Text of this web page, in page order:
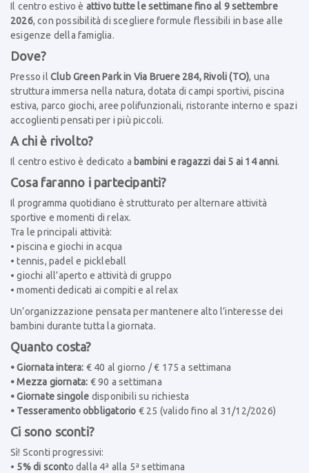
Il centro estivo è attivo tutte le settimane fino al 9 settembre
2026, con possibilità di scegliere formule flessibili in base alle
esigenze della famiglia.
Dove?
Presso il Club Green Park in Via Bruere 284, Rivoli (TO), una
struttura immersa nella natura, dotata di campi sportivi, piscina
estiva, parco giochi, aree polifunzionali, ristorante interno e spazi
accoglienti pensati per i più piccoli.
A chi è rivolto?
Il centro estivo è dedicato a bambini e ragazzi dai 5 ai 14 anni.
Cosa faranno i partecipanti?
Il programma quotidiano è strutturato per alternare attività
sportive e momenti di relax.
Tra le principali attività:
• piscina e giochi in acqua
• tennis, padel e pickleball
• giochi all’aperto e attività di gruppo
• momenti dedicati ai compiti e al relax
Un’organizzazione pensata per mantenere alto l’interesse dei
bambini durante tutta la giornata.
Quanto costa?
• Giornata intera: € 40 al giorno / € 175 a settimana
• Mezza giornata: € 90 a settimana
• Giornate singole disponibili su richiesta
• Tesseramento obbligatorio € 25 (valido fino al 31/12/2026)
Ci sono sconti?
Sì! Sconti progressivi:
• 5% di sconto dalla 4ª alla 5ª settimana